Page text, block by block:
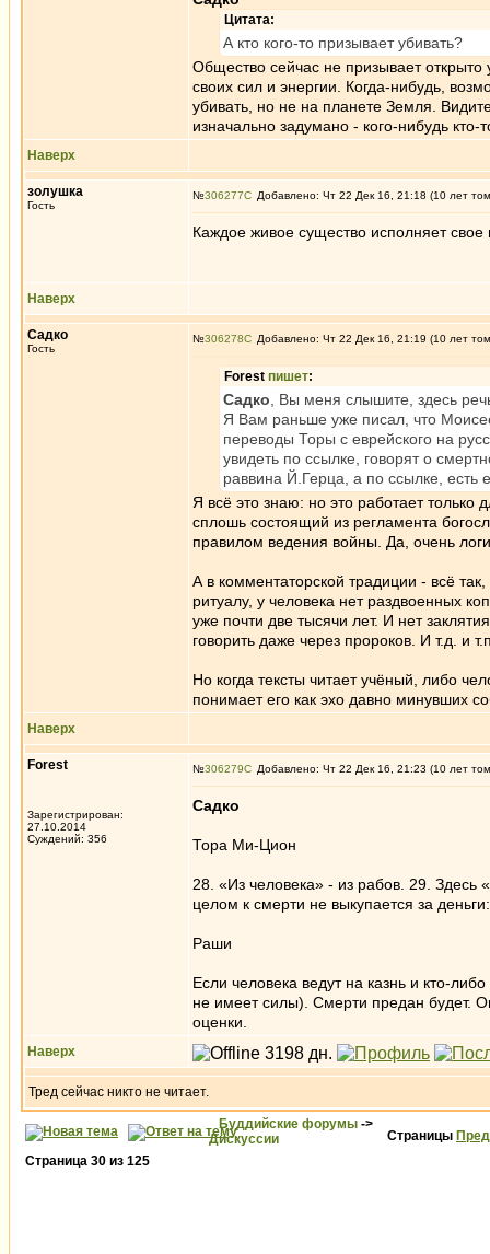
Цитата:
А кто кого-то призывает убивать?
Общество сейчас не призывает открыто
своих сил и энергии. Когда-нибудь,
убивать, но не на планете Земля.
изначально задумано - кого-нибудь кто-
Наверх
золушка
Гость
№306277 Добавлено: Чт 22 Дек 16, 21:18 (10 лет
Каждое живое существо исполняет свое
Наверх
Садко
Гость
№306278 Добавлено: Чт 22 Дек 16, 21:19 (10 лет
Forest пишет:
Садко , Вы меня слышите, здесь
Я Вам раньше уже писал, что
переводы Торы с еврейского на
увидеть по ссылке, говорят о
раввина Й.Герца, а по ссылке,
Я всё это знаю: но это работает только
сплошь состоящий из регламента
правилом ведения войны. Да, очень
А в комментаторской традиции - всё
ритуалу, у человека нет раздвоенных
уже почти две тысячи лет. И нет
говорить даже через пророков. И т.д. и
Но когда тексты читает учёный, либо
понимает его как эхо давно минувших
Наверх
Forest
Зарегистрирован:
27.10.2014
Суждений: 356
№306279 Добавлено: Чт 22 Дек 16, 21:23 (10 лет
Садко
Тора Ми-Цион
28. «Из человека» - из рабов. 29.
целом к смерти не выкупается за деньги:
Раши
Если человека ведут на казнь и кто-
не имеет силы). Смерти предан будет.
оценки.
Наверх
Тред сейчас никто не читает.
Буддийские форумы ->
Дискуссии
Страницы
Страница 30 из 125